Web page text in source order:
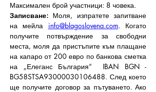
Максимален брой участници: 8 човека.
Записване: Моля, изпратете запитване
на мейла info@blagoslovena.com. Когато
получите потвърждение за свободни
места, моля да пристъпите към плащане
на капаро от 200 евро по банкова сметка
на „Елеганс България“  IBAN BGN -
BG58STSA93000030106488. След което
ще получите договор за пътуването. Ако